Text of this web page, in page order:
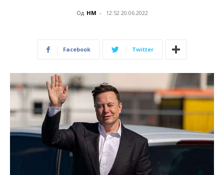
Од НМ - 12:52 20.06.2022
Facebook Twitter